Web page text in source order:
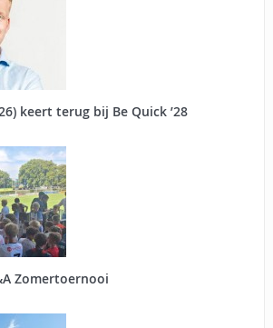
keert terug bij Be Quick ’28
Zomertoernooi